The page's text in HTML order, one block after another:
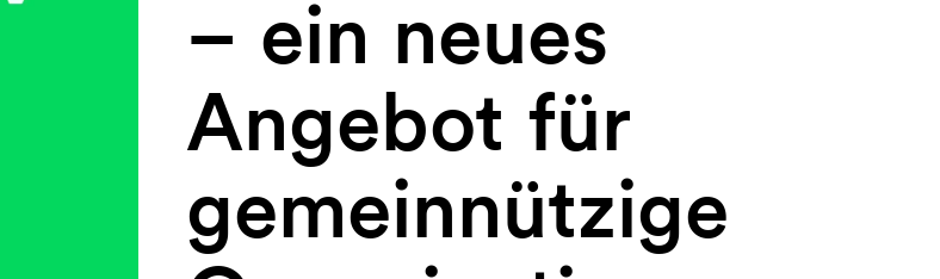
– ein neues
Angebot für
gemeinnützige